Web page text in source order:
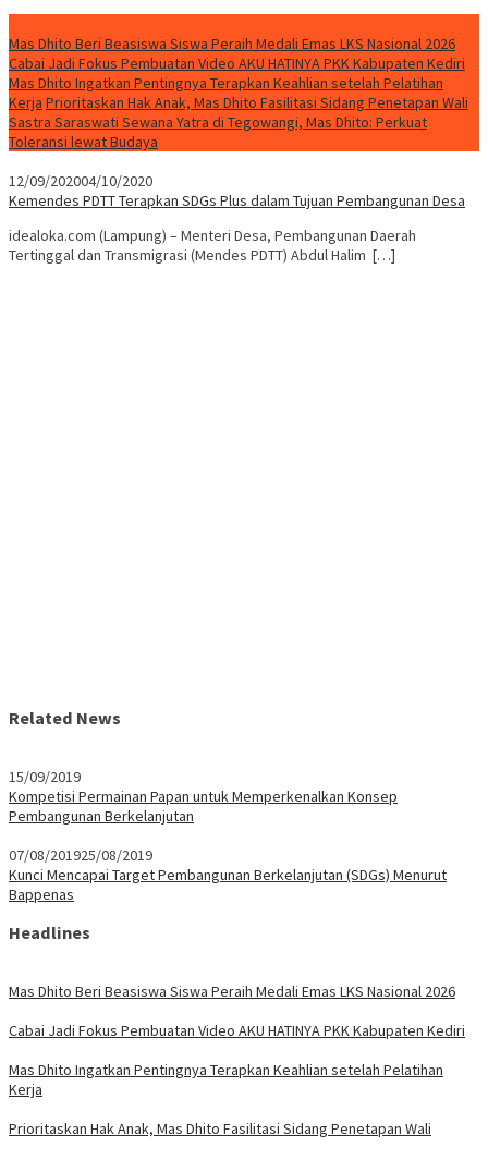
Mas Dhito Beri Beasiswa Siswa Peraih Medali Emas LKS Nasional 2026
Cabai Jadi Fokus Pembuatan Video AKU HATINYA PKK Kabupaten Kediri
Mas Dhito Ingatkan Pentingnya Terapkan Keahlian setelah Pelatihan
Kerja Prioritaskan Hak Anak, Mas Dhito Fasilitasi Sidang Penetapan Wali
Sastra Saraswati Sewana Yatra di Tegowangi, Mas Dhito: Perkuat
Toleransi lewat Budaya
12/09/202004/10/2020
Kemendes PDTT Terapkan SDGs Plus dalam Tujuan Pembangunan Desa
idealoka.com (Lampung) – Menteri Desa, Pembangunan Daerah
Tertinggal dan Transmigrasi (Mendes PDTT) Abdul Halim […]
Related News
15/09/2019
Kompetisi Permainan Papan untuk Memperkenalkan Konsep
Pembangunan Berkelanjutan
07/08/201925/08/2019
Kunci Mencapai Target Pembangunan Berkelanjutan (SDGs) Menurut
Bappenas
Headlines
Mas Dhito Beri Beasiswa Siswa Peraih Medali Emas LKS Nasional 2026
Cabai Jadi Fokus Pembuatan Video AKU HATINYA PKK Kabupaten Kediri
Mas Dhito Ingatkan Pentingnya Terapkan Keahlian setelah Pelatihan
Kerja
Prioritaskan Hak Anak, Mas Dhito Fasilitasi Sidang Penetapan Wali